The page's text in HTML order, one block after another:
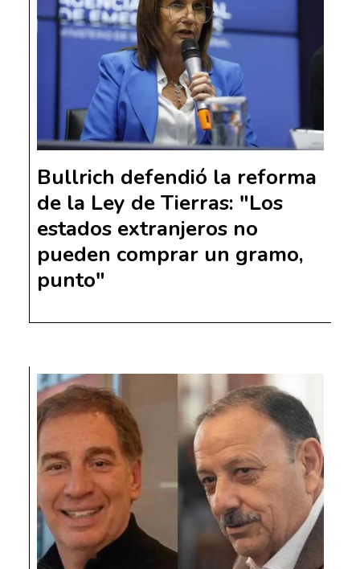
Bullrich defendió la reforma
de la Ley de Tierras: "Los
estados extranjeros no
pueden comprar un gramo,
punto"